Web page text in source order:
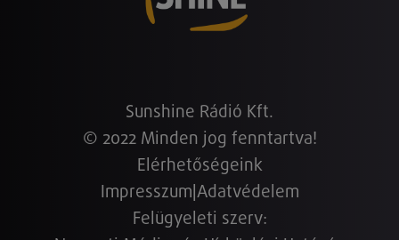
Sunshine Rádió Kft.
© 2022 Minden jog fenntartva!
Elérhetőségeink
Impresszum Adatvédelem
Felügyeleti szerv: